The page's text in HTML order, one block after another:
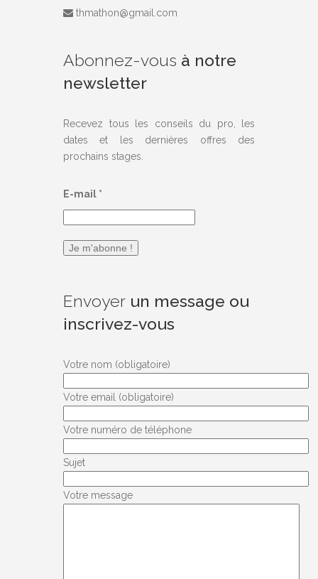
thmathon@gmail.com
Abonnez-vous à notre
newsletter
Recevez tous les conseils du pro, les
dates et les dernières offres des
prochains stages.
E-mail *
Envoyer un message ou
inscrivez-vous
Votre nom (obligatoire)
Votre email (obligatoire)
Votre numéro de téléphone
Sujet
Votre message